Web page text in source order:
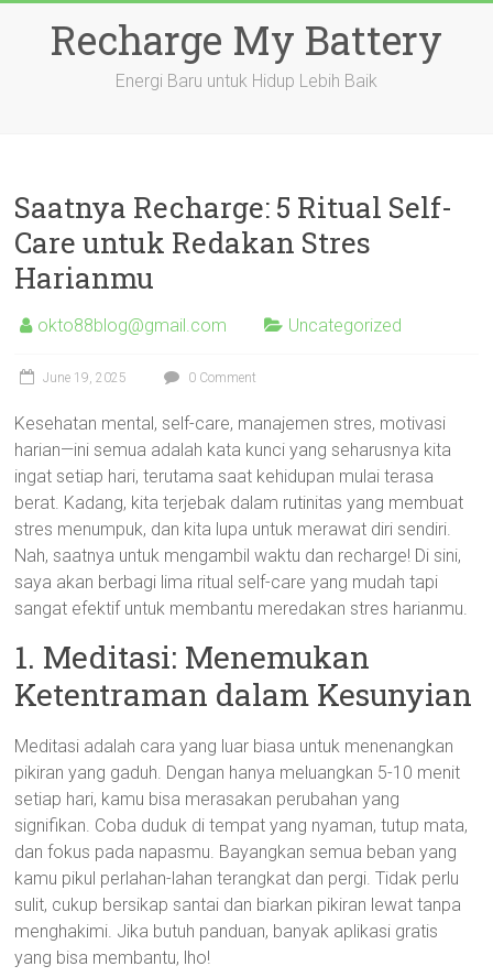
contentRecharge My Battery
Energi Baru untuk Hidup Lebih Baik
Saatnya Recharge: 5 Ritual Self-
Care untuk Redakan Stres
Harianmu
okto88blog@gmail.com Uncategorized
June 19, 2025 0 Comment
Kesehatan mental, self-care, manajemen stres, motivasi
harian—ini semua adalah kata kunci yang seharusnya kita
ingat setiap hari, terutama saat kehidupan mulai terasa
berat. Kadang, kita terjebak dalam rutinitas yang membuat
stres menumpuk, dan kita lupa untuk merawat diri sendiri.
Nah, saatnya untuk mengambil waktu dan recharge! Di sini,
saya akan berbagi lima ritual self-care yang mudah tapi
sangat efektif untuk membantu meredakan stres harianmu.
1. Meditasi: Menemukan
Ketentraman dalam Kesunyian
Meditasi adalah cara yang luar biasa untuk menenangkan
pikiran yang gaduh. Dengan hanya meluangkan 5-10 menit
setiap hari, kamu bisa merasakan perubahan yang
signifikan. Coba duduk di tempat yang nyaman, tutup mata,
dan fokus pada napasmu. Bayangkan semua beban yang
kamu pikul perlahan-lahan terangkat dan pergi. Tidak perlu
sulit, cukup bersikap santai dan biarkan pikiran lewat tanpa
menghakimi. Jika butuh panduan, banyak aplikasi gratis
yang bisa membantu, lho!